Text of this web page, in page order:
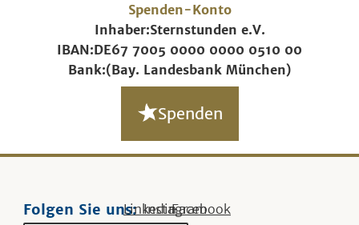
Spenden-Konto
Inhaber:Sternstunden e.V.
IBAN:DE67 7005 0000 0000 0510 00
Bank:(Bay. Landesbank München)
Spenden
Folgen Sie uns:Linkedin
Instagram
Facebook